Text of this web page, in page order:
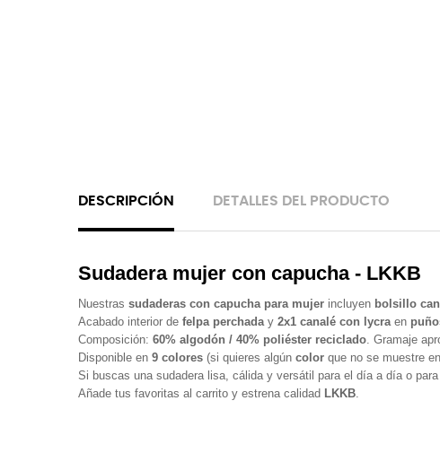
DESCRIPCIÓN DETALLES DEL PRODUCTO
Sudadera mujer con capucha - LKKB
Nuestras sudaderas con capucha para mujer incluyen bolsillo
Acabado interior de felpa perchada y 2x1 canalé con lycra en
Composición: 60% algodón / 40% poliéster reciclado . Gramaje
Disponible en 9 colores (si quieres algún color que no se muestre
Si buscas una sudadera lisa, cálida y versátil para el día a día o para
Añade tus favoritas al carrito y estrena calidad LKKB